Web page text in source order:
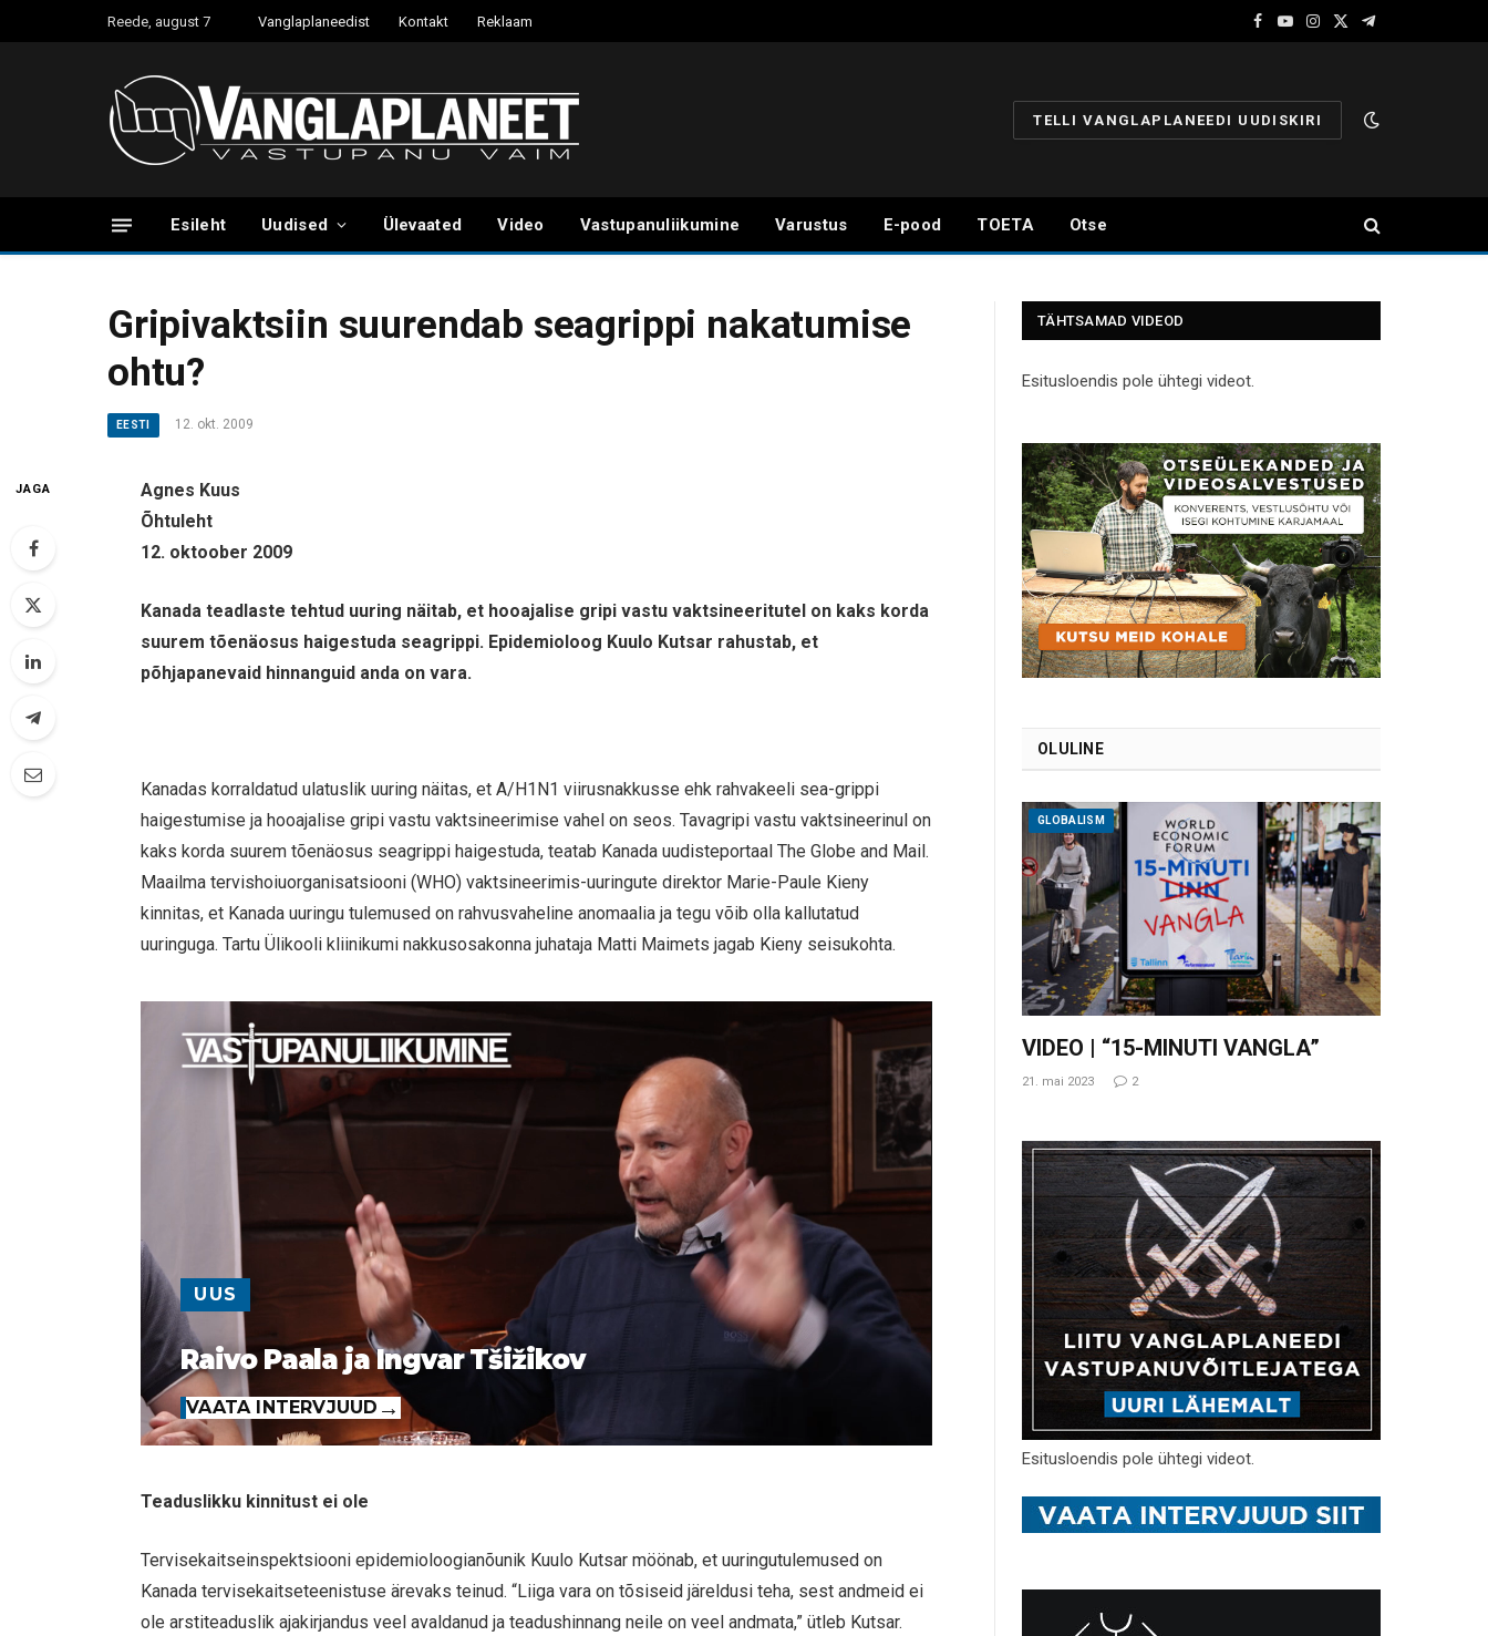
Reede, august 7 Vanglaplaneedist Kontakt Reklaam
Facebook
YouTube
Instagram
X
Telegram
TELLI VANGLAPLANEEDI UUDISKIRI
Esileht Uudised Ülevaated Video Vastupanuliikumine Varustus E-pood TOETA Otse
Gripivaktsiin suurendab seagrippi nakatumise
ohtu?
EESTI 12. okt. 2009
JAGA
Agnes Kuus
Õhtuleht
12. oktoober 2009
Kanada teadlaste tehtud uuring näitab, et hooajalise gripi vastu vaktsineeritutel on kaks korda
suurem tõenäosus haigestuda seagrippi. Epidemioloog Kuulo Kutsar rahustab, et
põhjapanevaid hinnanguid anda on vara.
Kanadas korraldatud ulatuslik uuring näitas, et A/H1N1 viirusnakkusse ehk rahvakeeli sea-grippi
haigestumise ja hooajalise gripi vastu vaktsineerimise vahel on seos. Tavagripi vastu vaktsineerinul on
kaks korda suurem tõenäosus seagrippi haigestuda, teatab Kanada uudisteportaal The Globe and Mail.
Maailma tervishoiuorganisatsiooni (WHO) vaktsineerimis-uuringute direktor Marie-Paule Kieny
kinnitas, et Kanada uuringu tulemused on rahvusvaheline anomaalia ja tegu võib olla kallutatud
uuringuga. Tartu Ülikooli kliinikumi nakkusosakonna juhataja Matti Maimets jagab Kieny seisukohta.
UUS
Raivo Paala ja Ingvar Tšižikov
VAATA INTERVJUUD
Teaduslikku kinnitust ei ole
Tervisekaitseinspektsiooni epidemioloogianõunik Kuulo Kutsar möönab, et uuringutulemused on
Kanada tervisekaitseteenistuse ärevaks teinud. “Liiga vara on tõsiseid järeldusi teha, sest andmeid ei
ole arstiteaduslik ajakirjandus veel avaldanud ja teadushinnang neile on veel andmata,” ütleb Kutsar.
TÄHTSAMAD VIDEOD
Esitusloendis pole ühtegi videot.
OLULINE
GLOBALISM
VIDEO | “15-MINUTI VANGLA”
21. mai 2023 2
Esitusloendis pole ühtegi videot.